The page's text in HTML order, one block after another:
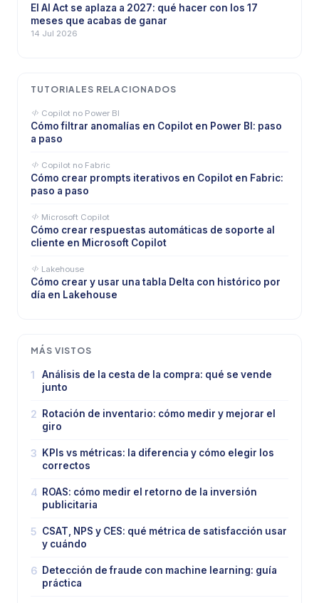
El AI Act se aplaza a 2027: qué hacer con los 17
meses que acabas de ganar
14 Jul 2026
TUTORIALES RELACIONADOS
Copilot no Power BI
Cómo filtrar anomalías en Copilot en Power BI: paso
a paso
Copilot no Fabric
Cómo crear prompts iterativos en Copilot en Fabric:
paso a paso
Microsoft Copilot
Cómo crear respuestas automáticas de soporte al
cliente en Microsoft Copilot
Lakehouse
Cómo crear y usar una tabla Delta con histórico por
día en Lakehouse
MÁS VISTOS
1
Análisis de la cesta de la compra: qué se vende
junto
2
Rotación de inventario: cómo medir y mejorar el
giro
3
KPIs vs métricas: la diferencia y cómo elegir los
correctos
4 ROAS: cómo medir el retorno de la inversión
publicitaria
5 CSAT, NPS y CES: qué métrica de satisfacción usar
y cuándo
6 Detección de fraude con machine learning: guía
práctica